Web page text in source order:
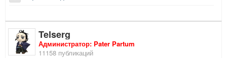
Telserg
Администратор: Pater Partum
11158 публикаций